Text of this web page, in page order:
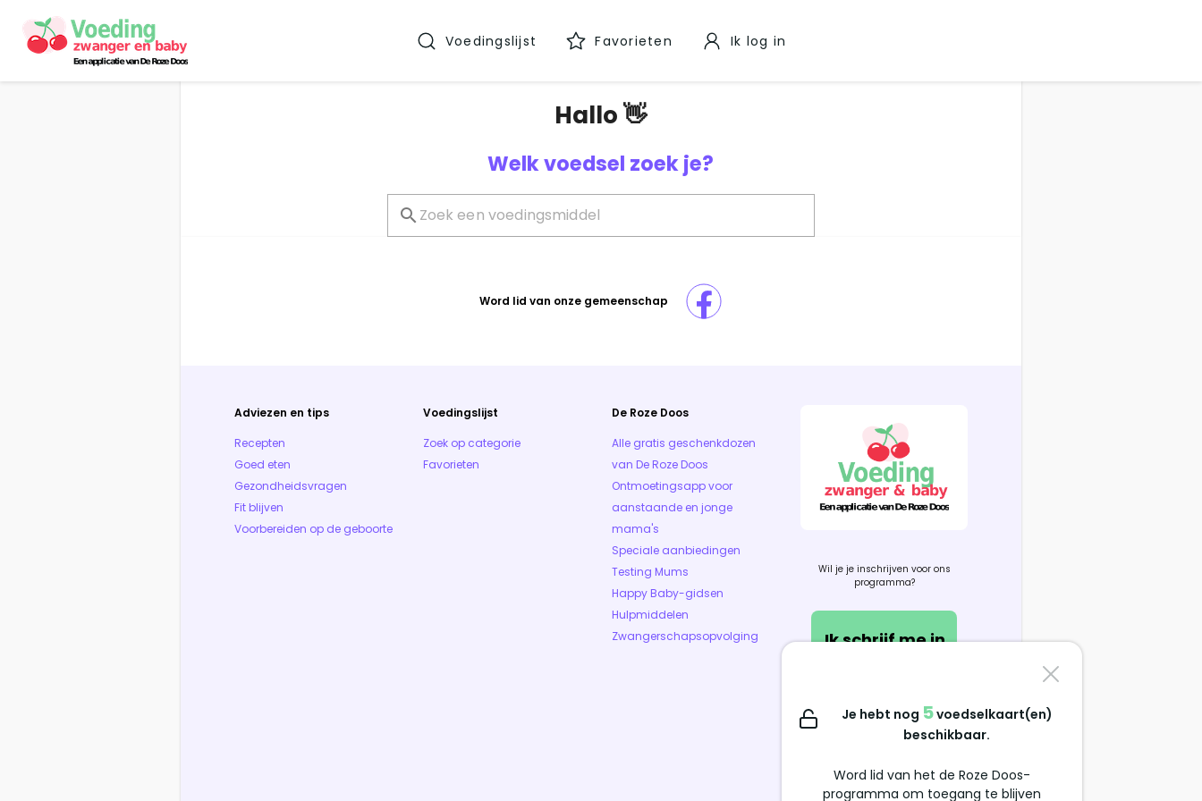
Voedingslijst Favorieten Ik log in
Hallo 👋
Welk voedsel zoek je?
Word lid van onze gemeenschap
Adviezen en tips
Recepten
Goed eten
Gezondheidsvragen
Fit blijven
Voorbereiden op de geboorte
Voedingslijst
Zoek op categorie
Favorieten
De Roze Doos
Alle gratis geschenkdozen
van De Roze Doos
Ontmoetingsapp voor
aanstaande en jonge
mama's
Speciale aanbiedingen
Testing Mums
Happy Baby-gidsen
Hulpmiddelen
Zwangerschapsopvolging
Wil je je inschrijven voor ons
programma?
Ik schrijf me in
Contacteer ons
support@alimentation-
Je hebt nog 5voedselkaart(en)
beschikbaar.
Word lid van het de Roze Doos-
programma om toegang te blijven